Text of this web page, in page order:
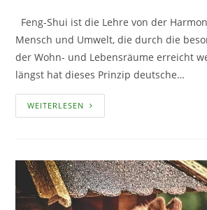
Feng-Shui ist die Lehre von der
Mensch und Umwelt, die durch die
der Wohn- und Lebensräume erreicht
längst hat dieses Prinzip deutsche…
WEITERLESEN EINEN
FENG-